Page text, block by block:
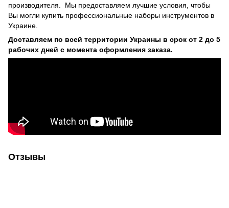
производителя. Мы предоставляем лучшие условия, чтобы
Вы могли купить профессиональные наборы инструментов в
Украине.
Доставляем по всей территории Украины в срок от 2 до 5
рабочих дней с момента оформления заказа.
Отзывы